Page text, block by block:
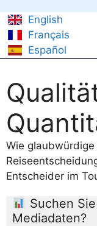
Inhalt
springen
English
Français
Español
Wie
Entscheider im
Suchen
Mediadaten?